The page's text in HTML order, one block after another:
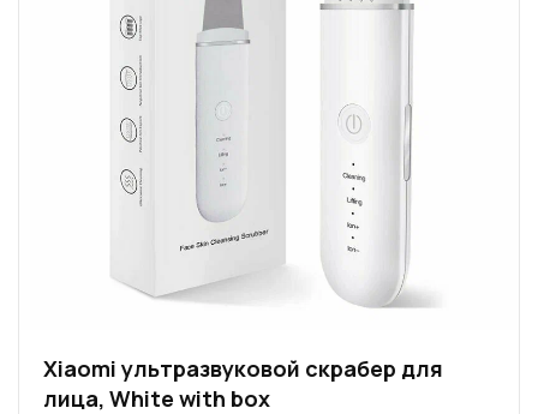
Xiaomi ультразвуковой скрабер для
лица, White with box